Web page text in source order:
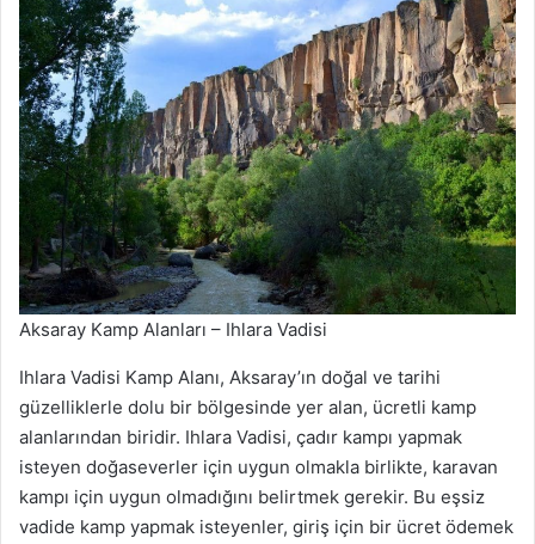
Aksaray Kamp Alanları – Ihlara Vadisi
Ihlara Vadisi Kamp Alanı, Aksaray’ın doğal ve tarihi
güzelliklerle dolu bir bölgesinde yer alan, ücretli kamp
alanlarından biridir. Ihlara Vadisi, çadır kampı yapmak
isteyen doğaseverler için uygun olmakla birlikte, karavan
kampı için uygun olmadığını belirtmek gerekir. Bu eşsiz
vadide kamp yapmak isteyenler, giriş için bir ücret ödemek